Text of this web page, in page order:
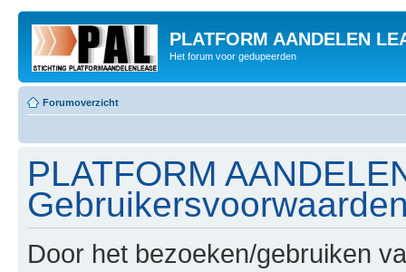
PLATFORM AANDELEN
Het forum voor gedupeerden
Forumoverzicht
PLATFORM
Door het bezoeken/gebruiken